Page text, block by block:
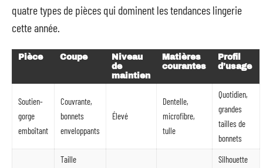
quatre types de pièces qui dominent les tendances lingerie
cette année.
Pièce Coupe
Niveau
de
maintien
Matières
courantes
Profil
d’usage
Soutien-
gorge
emboîtant
Couvrante,
bonnets
enveloppants
Élevé
Dentelle,
microfibre,
tulle
Quotidien,
grandes
tailles de
bonnets
Taille
Silhouette